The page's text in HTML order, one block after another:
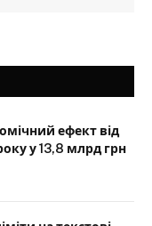
ефект від
року у 13,8 млрд грн